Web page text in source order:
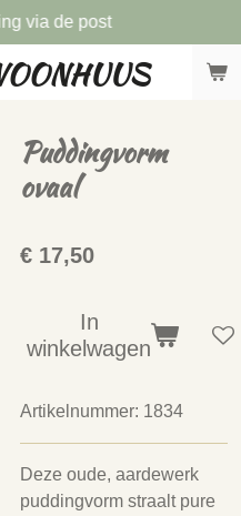
via de post
Puddingvorm
ovaal
€ 17,50
In
winkelwagen
Artikelnummer: 1834
Deze oude, aardewerk
puddingvorm straalt pure